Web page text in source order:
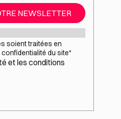
NEWSLETTER
soient traitées en
du site*
et les conditions